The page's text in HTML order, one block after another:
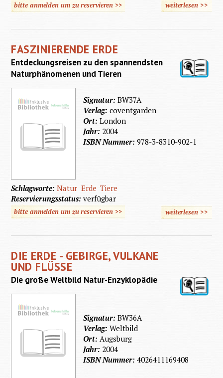
bitte anmelden um zu reservieren >> weiterlesen>>
FASZINIERENDE ERDE
Entdeckungsreisen zu den spannendsten
Naturphänomenen und Tieren
Signatur:BW37A
Verlag:coventgarden
Ort:London
Jahr: 2004
ISBN Nummer:978-3-8310-902-1
Schlagworte:Natur Erde Tiere
Reservierungsstatus:verfügbar
bitte anmelden um zu reservieren >> weiterlesen>>
DIE ERDE - GEBIRGE, VULKANE
UND FLÜSSE
Die große Weltbild Natur-Enzyklopädie
Signatur:BW36A
Verlag:Weltbild
Ort: Augsburg
Jahr: 2004
ISBN Nummer:4026411169408